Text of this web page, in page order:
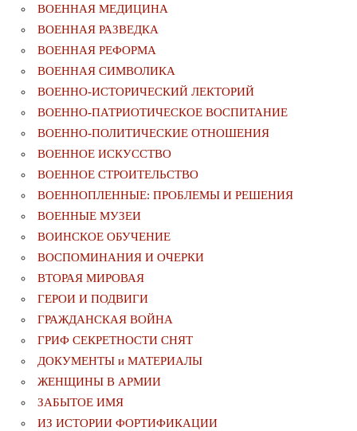
ВОЕННАЯ МЕДИЦИНА
ВОЕННАЯ РАЗВЕДКА
ВОЕННАЯ РЕФОРМА
ВОЕННАЯ СИМВОЛИКА
ВОЕННО-ИСТОРИЧЕСКИЙ ЛЕКТОРИЙ
ВОЕННО-ПАТРИОТИЧЕСКОЕ ВОСПИТАНИЕ
ВОЕННО-ПОЛИТИЧЕСКИE ОТНОШЕНИЯ
ВОЕННОЕ ИСКУССТВО
ВОЕННОЕ СТРОИТЕЛЬСТВО
ВОЕННОПЛЕННЫЕ: ПРОБЛЕМЫ И РЕШЕНИЯ
ВОЕННЫЕ МУЗЕИ
ВОИНСКОЕ ОБУЧЕНИЕ
ВОСПОМИНАНИЯ И ОЧЕРКИ
ВТОРАЯ МИРОВАЯ
ГЕРОИ И ПОДВИГИ
ГРАЖДАНСКАЯ ВОЙНА
ГРИФ СЕКРЕТНОСТИ СНЯТ
ДОКУМЕНТЫ и МАТЕРИАЛЫ
ЖЕНЩИНЫ В АРМИИ
ЗАБЫТОЕ ИМЯ
ИЗ ИСТОРИИ ФОРТИФИКАЦИИ